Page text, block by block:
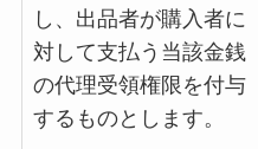
し、出品者が購入者に
対して支払う当該金銭
の代理受領権限を付与
するものとします。